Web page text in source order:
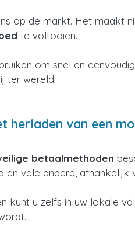
op de markt. Het maakt
te voltooien.
om snel en
ter wereld.
herladen van een
betaalmethoden
en vele andere, afhankelijk
kunt u zelfs in uw lokale